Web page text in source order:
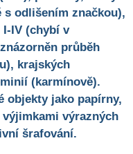
s odlišením značkou),
I-IV (chybí v
průběh
krajských
(karmínově).
objekty jako papírny,
výjimkami výrazných
šrafování.